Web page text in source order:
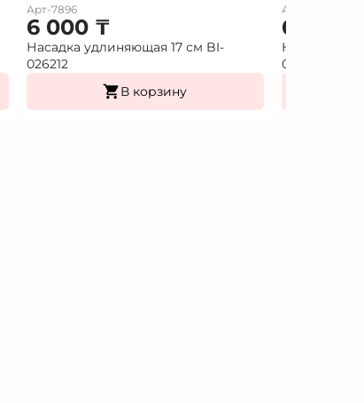
Арт-7896
6 000 ₸
Насадка удлиняющая 17 см BI-
026212
В корзину
Арт-7897
6 000
Насадка
026213